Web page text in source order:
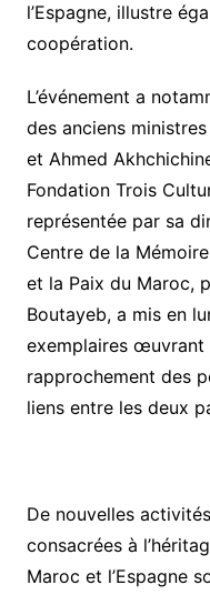
l’Espagne, illustre
coopération.
L’événement a
des anciens
et Ahmed
Fondation Trois
représentée par sa
Centre de la
et la Paix du Maroc,
Boutayeb, a mis en
exemplaires œuvrant
rapprochement des
liens entre les deux
De nouvelles
consacrées à
Maroc et l’Espagne